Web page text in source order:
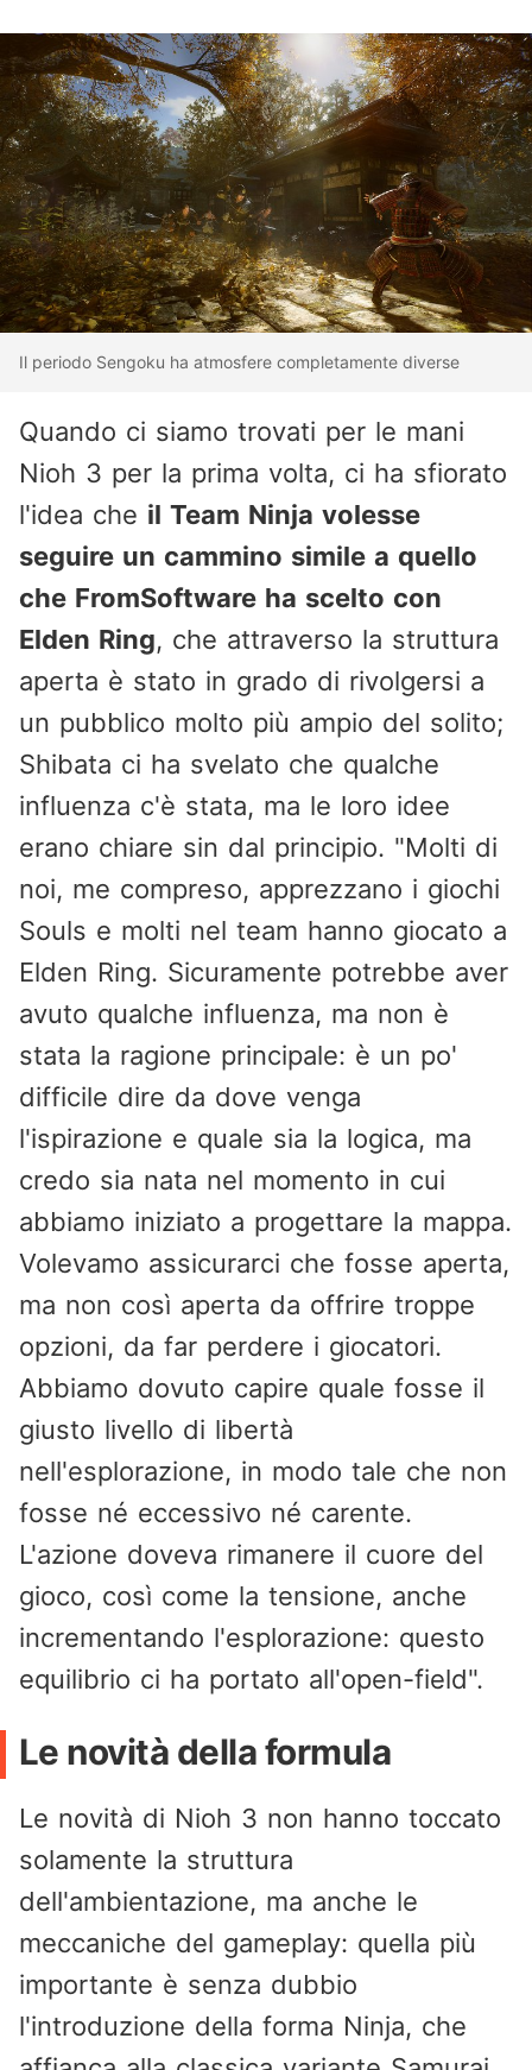
Il periodo Sengoku ha atmosfere completamente diverse
Quando ci siamo trovati per le mani
Nioh 3 per la prima volta, ci ha sfiorato
l'idea che il Team Ninja volesse
seguire un cammino simile a quello
che FromSoftware ha scelto con
Elden Ring, che attraverso la struttura
aperta è stato in grado di rivolgersi a
un pubblico molto più ampio del solito;
Shibata ci ha svelato che qualche
influenza c'è stata, ma le loro idee
erano chiare sin dal principio. "Molti di
noi, me compreso, apprezzano i giochi
Souls e molti nel team hanno giocato a
Elden Ring. Sicuramente potrebbe aver
avuto qualche influenza, ma non è
stata la ragione principale: è un po'
difficile dire da dove venga
l'ispirazione e quale sia la logica, ma
credo sia nata nel momento in cui
abbiamo iniziato a progettare la mappa.
Volevamo assicurarci che fosse aperta,
ma non così aperta da offrire troppe
opzioni, da far perdere i giocatori.
Abbiamo dovuto capire quale fosse il
giusto livello di libertà
nell'esplorazione, in modo tale che non
fosse né eccessivo né carente.
L'azione doveva rimanere il cuore del
gioco, così come la tensione, anche
incrementando l'esplorazione: questo
equilibrio ci ha portato all'open-field".
Le novità della formula
Le novità di Nioh 3 non hanno toccato
solamente la struttura
dell'ambientazione, ma anche le
meccaniche del gameplay: quella più
importante è senza dubbio
l'introduzione della forma Ninja, che